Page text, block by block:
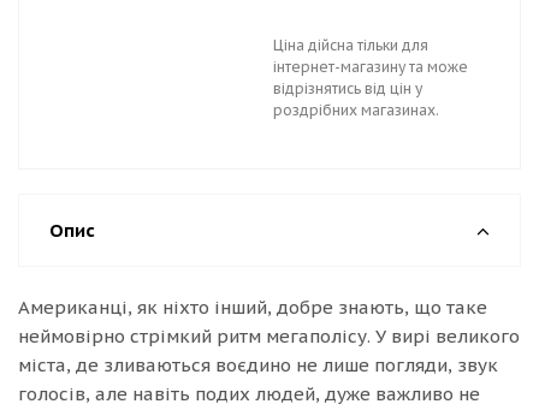
Ціна дійсна тільки для
інтернет-магазину та може
відрізнятись від цін у
роздрібних магазинах.
Опис
Американці, як ніхто інший, добре знають, що таке
неймовірно стрімкий ритм мегаполісу. У вирі великого
міста, де зливаються воєдино не лише погляди, звук
голосів, але навіть подих людей, дуже важливо не